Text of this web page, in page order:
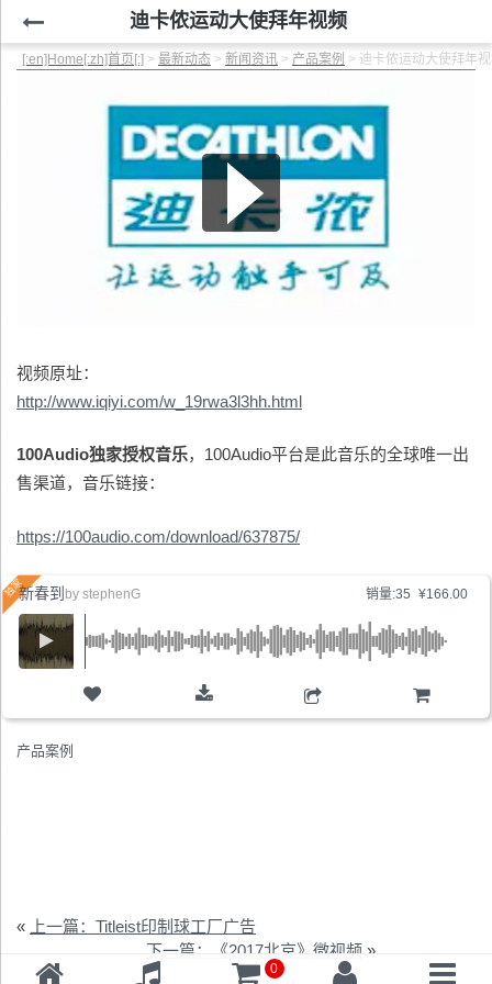
迪卡侬运动大使拜年视频
[:en]Home[:zh]首页[:] > 最新动态 > 新闻资讯 > 产品案例 > 迪卡侬运动大使拜年
视频原址：
http://www.iqiyi.com/w_19rwa3l3hh.html
100Audio独家授权音乐，100Audio平台是此音乐的全球唯一出
售渠道，音乐链接：
https://100audio.com/download/637875/
销量:35 ¥166.00
新春到 by stephenG
产品案例
«
上一篇：Titleist印制球工厂广告
下一篇：《2017北京》微视频 »
0